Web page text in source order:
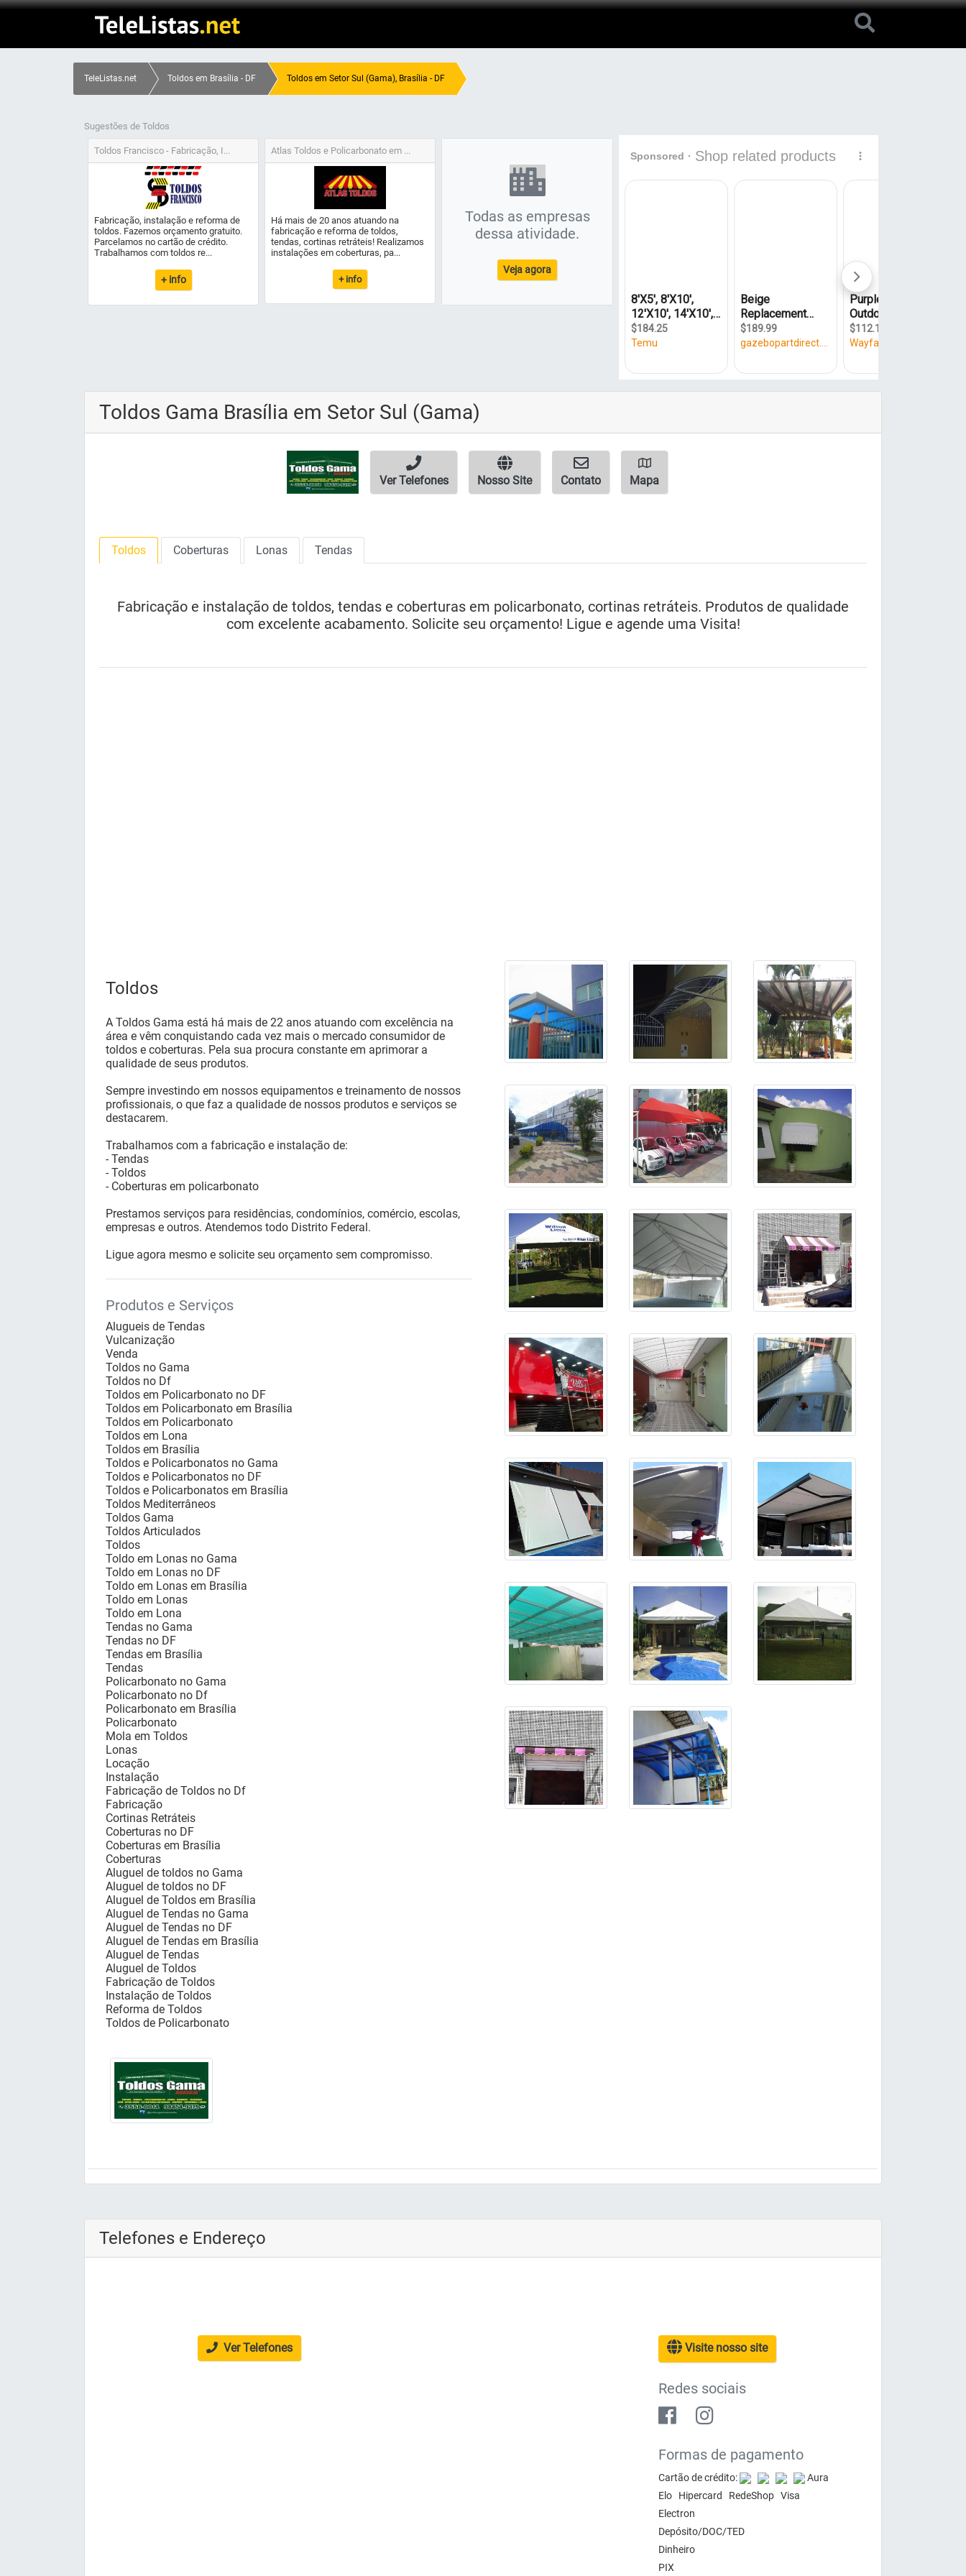
TeleListas.net Toldos em Brasília - DF Toldos em Setor Sul (Gama), Brasília - DF
Sugestões de Toldos
Toldos Francisco - Fabricação, I...
Fabricação, instalação e reforma de
toldos. Fazemos orçamento gratuito.
Parcelamos no cartão de crédito.
Trabalhamos com toldos re...
+ info
Atlas Toldos e Policarbonato em ...
Há mais de 20 anos atuando na
fabricação e reforma de toldos,
tendas, cortinas retráteis! Realizamos
instalações em coberturas, pa...
+ info
Todas as empresas
dessa atividade.
Veja agora
Toldos Gama Brasília em Setor Sul (Gama)
Ver Telefones Nosso Site Contato Mapa
Toldos Coberturas Lonas Tendas
Fabricação e instalação de toldos, tendas e coberturas em policarbonato, cortinas retráteis. Produtos de qualidade
com excelente acabamento. Solicite seu orçamento! Ligue e agende uma Visita!
Toldos
A Toldos Gama está há mais de 22 anos atuando com excelência na
área e vêm conquistando cada vez mais o mercado consumidor de
toldos e coberturas. Pela sua procura constante em aprimorar a
qualidade de seus produtos.
Sempre investindo em nossos equipamentos e treinamento de nossos
profissionais, o que faz a qualidade de nossos produtos e serviços se
destacarem.
Trabalhamos com a fabricação e instalação de:
- Tendas
- Toldos
- Coberturas em policarbonato
Prestamos serviços para residências, condomínios, comércio, escolas,
empresas e outros. Atendemos todo Distrito Federal.
Ligue agora mesmo e solicite seu orçamento sem compromisso.
Produtos e Serviços
Alugueis de Tendas
Vulcanização
Venda
Toldos no Gama
Toldos no Df
Toldos em Policarbonato no DF
Toldos em Policarbonato em Brasília
Toldos em Policarbonato
Toldos em Lona
Toldos em Brasília
Toldos e Policarbonatos no Gama
Toldos e Policarbonatos no DF
Toldos e Policarbonatos em Brasília
Toldos Mediterrâneos
Toldos Gama
Toldos Articulados
Toldos
Toldo em Lonas no Gama
Toldo em Lonas no DF
Toldo em Lonas em Brasília
Toldo em Lonas
Toldo em Lona
Tendas no Gama
Tendas no DF
Tendas em Brasília
Tendas
Policarbonato no Gama
Policarbonato no Df
Policarbonato em Brasília
Policarbonato
Mola em Toldos
Lonas
Locação
Instalação
Fabricação de Toldos no Df
Fabricação
Cortinas Retráteis
Coberturas no DF
Coberturas em Brasília
Coberturas
Aluguel de toldos no Gama
Aluguel de toldos no DF
Aluguel de Toldos em Brasília
Aluguel de Tendas no Gama
Aluguel de Tendas no DF
Aluguel de Tendas em Brasília
Aluguel de Tendas
Aluguel de Toldos
Fabricação de Toldos
Instalação de Toldos
Reforma de Toldos
Toldos de Policarbonato
Telefones e Endereço
Ver Telefones Visite nosso site
Redes sociais
Formas de pagamento
Cartão de crédito:
Aura
Elo Hipercard RedeShop Visa
Electron
Depósito/DOC/TED
Dinheiro
PIX